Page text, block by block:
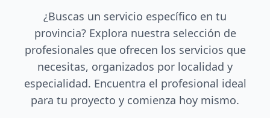
¿Buscas un servicio específico en tu
provincia? Explora nuestra selección de
profesionales que ofrecen los servicios que
necesitas, organizados por localidad y
especialidad. Encuentra el profesional ideal
para tu proyecto y comienza hoy mismo.